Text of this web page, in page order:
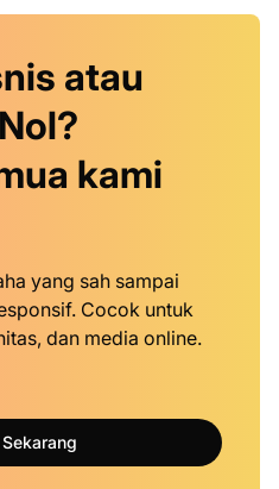
atau
kami
yang sah sampai
Cocok untuk
dan media online.